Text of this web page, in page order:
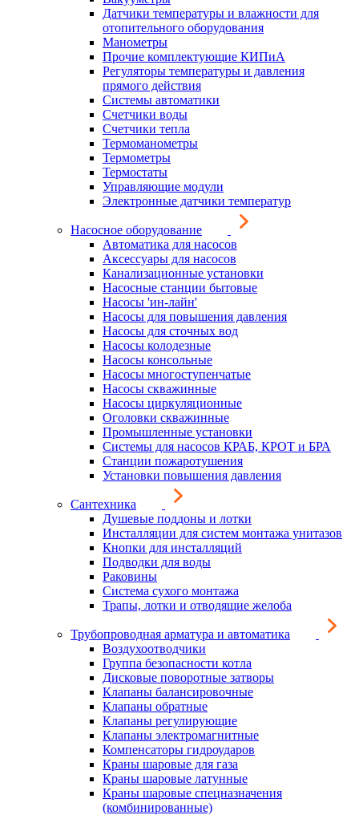
Датчики температуры и влажности для
отопительного оборудования
Манометры
Прочие комплектующие КИПиА
Регуляторы температуры и давления
прямого действия
Системы автоматики
Счетчики воды
Счетчики тепла
Термоманометры
Термометры
Термостаты
Управляющие модули
Электронные датчики температур
Насосное оборудование
Автоматика для насосов
Аксессуары для насосов
Канализационные установки
Насосные станции бытовые
Насосы 'ин-лайн'
Насосы для повышения давления
Насосы для сточных вод
Насосы колодезные
Насосы консольные
Насосы многоступенчатые
Насосы скважинные
Насосы циркуляционные
Оголовки скважинные
Промышленные установки
Системы для насосов КРАБ, КРОТ и БРА
Станции пожаротушения
Установки повышения давления
Сантехника
Душевые поддоны и лотки
Инсталляции для систем монтажа унитазов
Кнопки для инсталляций
Подводки для воды
Раковины
Система сухого монтажа
Трапы, лотки и отводящие желоба
Трубопроводная арматура и автоматика
Воздухоотводчики
Группа безопасности котла
Дисковые поворотные затворы
Клапаны балансировочные
Клапаны обратные
Клапаны регулирующие
Клапаны электромагнитные
Компенсаторы гидроударов
Краны шаровые для газа
Краны шаровые латунные
Краны шаровые спецназначения
(комбинированные)